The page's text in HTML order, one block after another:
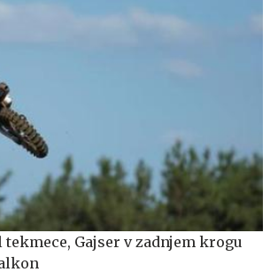
Gajser v zadnjem krogu